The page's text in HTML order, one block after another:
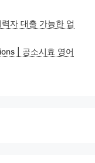
자 대출 가능한 업
| 공소시효 영어